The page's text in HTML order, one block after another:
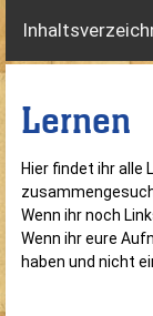
Lernen
Hier findet ihr alle
Wenn ihr noch
Wenn ihr eure
haben und nicht